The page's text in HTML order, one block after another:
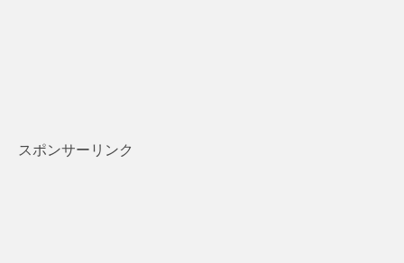
スポンサーリンク